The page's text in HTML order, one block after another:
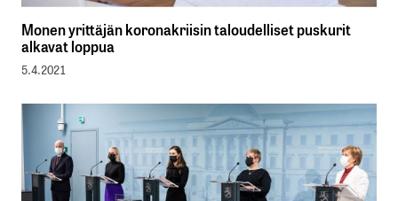
Monen yrittäjän koronakriisin taloudelliset puskurit
alkavat loppua
5.4.2021